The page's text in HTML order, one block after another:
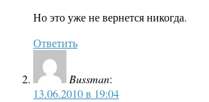
Но это уже не вернется никогда.
Ответить
Bussman:
13.06.2010 в 19:04